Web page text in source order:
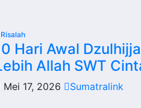
Risalah
Hari Awal
Allah SWT
Mei 17, 2026 Sumatralink